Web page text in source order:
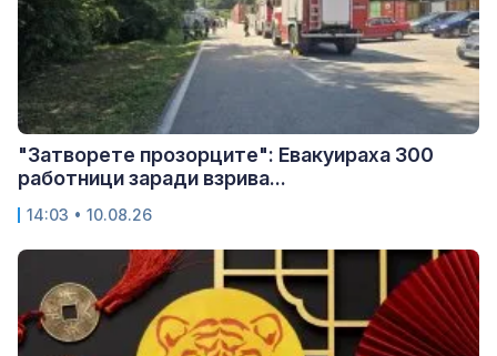
"Затворете прозорците": Евакуираха 300
работници заради взрива...
14:03 • 10.08.26